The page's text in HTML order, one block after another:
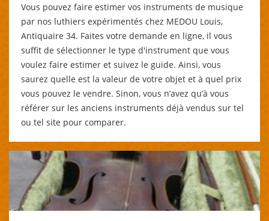
Vous pouvez faire estimer vos instruments de musique
par nos luthiers expérimentés chez MEDOU Louis,
Antiquaire 34. Faites votre demande en ligne, il vous
suffit de sélectionner le type d'instrument que vous
voulez faire estimer et suivez le guide. Ainsi, vous
saurez quelle est la valeur de votre objet et à quel prix
vous pouvez le vendre. Sinon, vous n’avez qu’à vous
référer sur les anciens instruments déjà vendus sur tel
ou tel site pour comparer.